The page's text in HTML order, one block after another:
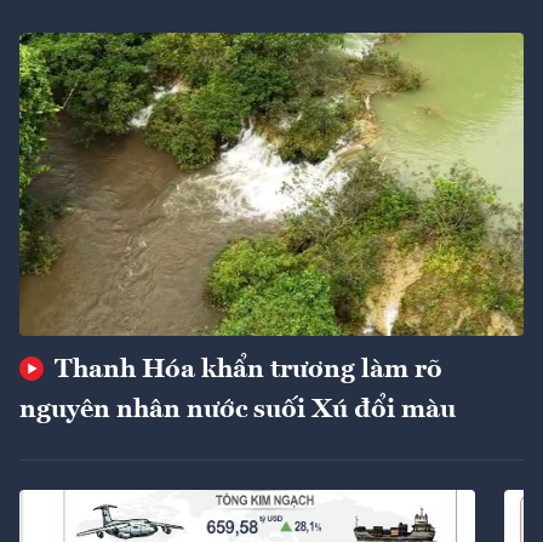
Thanh Hóa khẩn trương làm rõ
nguyên nhân nước suối Xú đổi màu